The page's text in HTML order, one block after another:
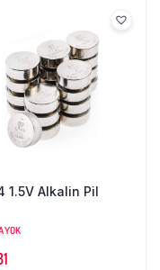
1.5V Alkalin Pil
YOK